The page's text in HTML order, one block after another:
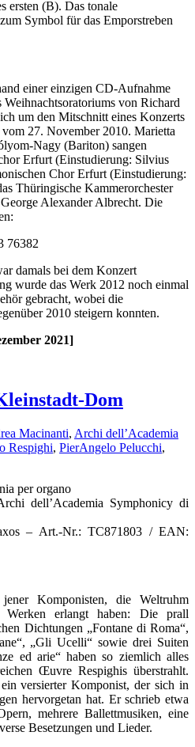
ersten (B). Das tonale
Symbol für das Emporstreben
einer einzigen CD-Aufnahme
von Richard
um den Mitschnitt eines Konzerts
27. November 2010. Marietta
Nagy (Bariton) sangen
Erfurt (Einstudierung: Silvius
Chor Erfurt (Einstudierung:
Thüringische Kammerorchester
Alexander Albrecht. Die
76382
damals bei dem Konzert
wurde das Werk 2012 noch einmal
gebracht, wobei die
2010 steigern konnten.
2021]
Dom
Macinanti, Archi dell’Academia
Respighi, PierAngelo Pelucchi,
per organo
dell’Academia Symphonicy di
– Art.-Nr.: TC871803 / EAN:
Komponisten, die Weltruhm
erlangt haben: Die prall
Dichtungen „Fontane di Roma“,
„Gli Ucelli“ sowie drei Suiten
ed arie“ haben so ziemlich alles
Œuvre Respighis überstrahlt.
versierter Komponist, der sich in
hervorgetan hat. Er schrieb etwa
mehrere Ballettmusiken, eine
Besetzungen und Lieder.